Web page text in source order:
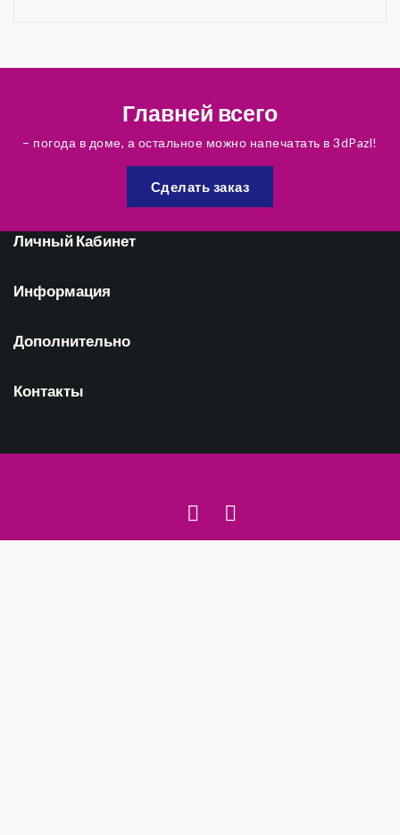
Главней всего
– погода в доме, а остальное можно напечатать в 3dPazl!
Сделать заказ
Личный Кабинет
Информация
Дополнительно
Контакты